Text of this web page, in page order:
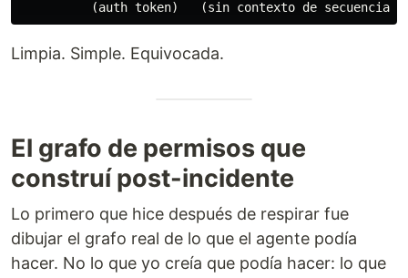
Limpia. Simple. Equivocada.
El grafo de permisos que
construí post-incidente
Lo primero que hice después de respirar fue
dibujar el grafo real de lo que el agente podía
hacer. No lo que yo creía que podía hacer: lo que